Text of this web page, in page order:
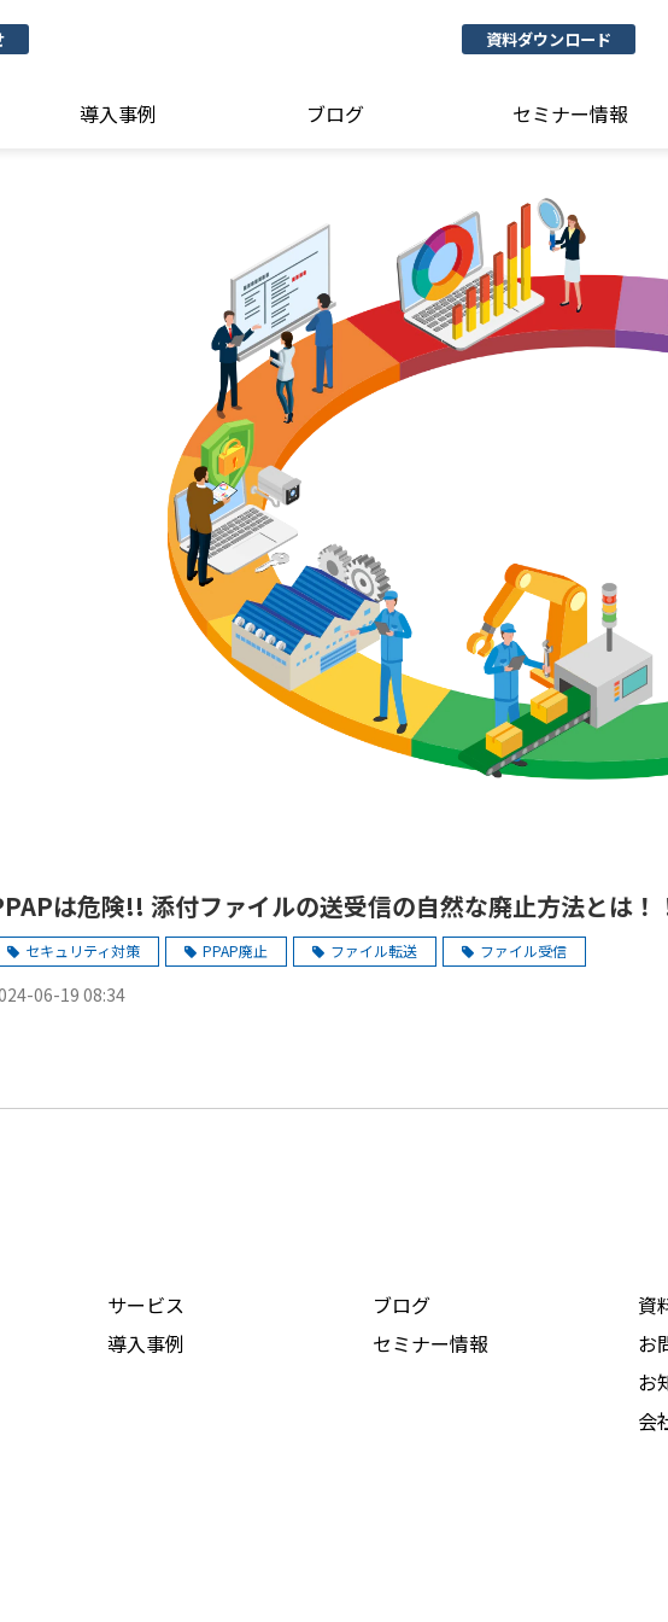
資料ダウンロード
導入事例 ブログ セミナー情報
は危険!! 添付ファイルの送受信の自然な廃止方法とは！
セキュリティ対策 PPAP廃止 ファイル転送 ファイル受信
06-19 08:34
サービス
導入事例
ブログ
セミナー情報
資
お
お
会